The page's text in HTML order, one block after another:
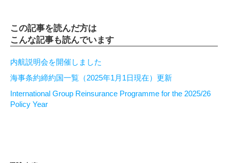
この記事を読んだ方は
こんな記事も読んでいます
内航説明会を開催しました
海事条約締約国一覧（2025年1月1日現在）更新
International Group Reinsurance Programme for the 2025/26
Policy Year